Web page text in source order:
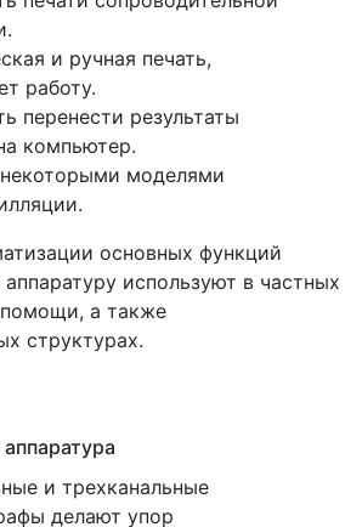
и ручная печать,
работу.
перенести результаты
компьютер.
моделями
основных функций
используют в частных
а также
структурах.
и трехканальные
делают упор